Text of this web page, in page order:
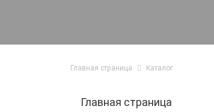
Главная страница Каталог
Главная страница